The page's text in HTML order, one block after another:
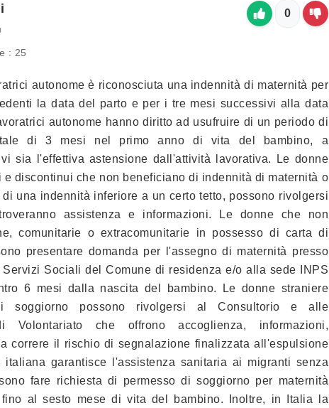
: 25
0
autonome è riconosciuta una indennità di maternità per
la data del parto e per i tre mesi successivi alla data
autonome hanno diritto ad usufruire di un periodo di
di 3 mesi nel primo anno di vita del bambino, a
sia l'effettiva astensione dall'attività lavorativa. Le donne
discontinui che non beneficiano di indennità di maternità o
una indennità inferiore a un certo tetto, possono rivolgersi
assistenza e informazioni. Le donne che non
comunitarie o extracomunitarie in possesso di carta di
presentare domanda per l'assegno di maternità presso
Servizi Sociali del Comune di residenza e/o alla sede INPS
6 mesi dalla nascita del bambino. Le donne straniere
soggiorno possono rivolgersi al Consultorio e alle
Volontariato che offrono accoglienza, informazioni,
correre il rischio di segnalazione finalizzata all'espulsione
garantisce l'assistenza sanitaria ai migranti senza
fare richiesta di permesso di soggiorno per maternità
al sesto mese di vita del bambino. Inoltre, in Italia la